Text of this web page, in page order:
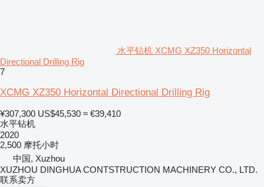
水平钻机 XCMG XZ350 Horizontal
Directional Drilling Rig
7
XCMG XZ350 Horizontal Directional Drilling Rig
¥307,300 US$45,530 ≈ €39,410
水平钻机
2020
2,500 摩托小时
中国, Xuzhou
XUZHOU DINGHUA CONTSTRUCTION MACHINERY CO., LTD.
联系卖方